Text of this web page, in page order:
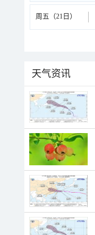
周五（21日）
天气资讯